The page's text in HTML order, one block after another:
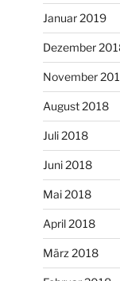
Januar 2019
Dezember
November
August 2018
Juli 2018
Juni 2018
Mai 2018
April 2018
März 2018